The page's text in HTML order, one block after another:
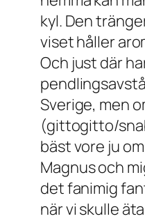
kyl. Den
viset håller
Och just där
Sverige, men
(gittogitto/
bäst vore ju
Magnus och
det fanimig
när vi skulle